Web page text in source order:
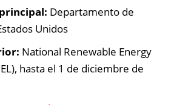
Departamento de
Unidos
National Renewable Energy
hasta el 1 de diciembre de